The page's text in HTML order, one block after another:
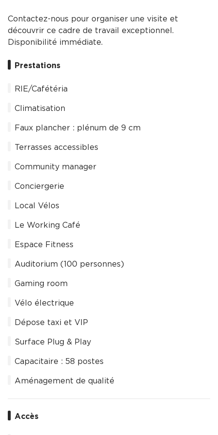
Contactez-nous pour organiser une visite et
découvrir ce cadre de travail exceptionnel.
Disponibilité immédiate.
Prestations
RIE/Cafétéria
Climatisation
Faux plancher : plénum de 9 cm
Terrasses accessibles
Community manager
Conciergerie
Local Vélos
Le Working Café
Espace Fitness
Auditorium (100 personnes)
Gaming room
Vélo électrique
Dépose taxi et VIP
Surface Plug & Play
Capacitaire : 58 postes
Aménagement de qualité
Accès